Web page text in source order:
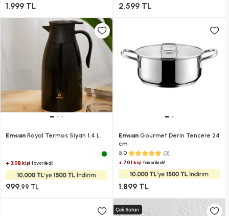
1.999 TL 2.599 TL
Emsan Royal Termos Siyah 1.4 L
+ 3.0B kişi favoriledi!
999,99 TL
EmsanGourmet Derin Tencere 24
cm
5.0 (3)
+ 701 kişifavoriledi!
1.899 TL